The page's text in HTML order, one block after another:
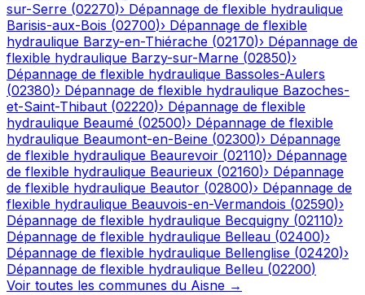
sur-Serre (02270)› Dépannage de flexible hydraulique
Barisis-aux-Bois (02700)› Dépannage de flexible
hydraulique Barzy-en-Thiérache (02170)› Dépannage de
flexible hydraulique Barzy-sur-Marne (02850)›
Dépannage de flexible hydraulique Bassoles-Aulers
(02380)› Dépannage de flexible hydraulique Bazoches-
et-Saint-Thibaut (02220)› Dépannage de flexible
hydraulique Beaumé (02500)› Dépannage de flexible
hydraulique Beaumont-en-Beine (02300)› Dépannage
de flexible hydraulique Beaurevoir (02110)› Dépannage
de flexible hydraulique Beaurieux (02160)› Dépannage
de flexible hydraulique Beautor (02800)› Dépannage de
flexible hydraulique Beauvois-en-Vermandois (02590)›
Dépannage de flexible hydraulique Becquigny (02110)›
Dépannage de flexible hydraulique Belleau (02400)›
Dépannage de flexible hydraulique Bellenglise (02420)›
Dépannage de flexible hydraulique Belleu (02200)
Voir toutes les communes du Aisne →